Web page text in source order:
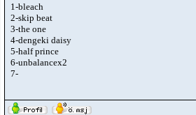
1-bleach
2-skip beat
3-the one
4-dengeki daisy
5-half prince
6-unbalancex2
7-